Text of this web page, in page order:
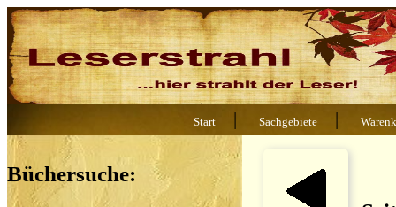
Start | Sachgebiete |
Büchersuche: